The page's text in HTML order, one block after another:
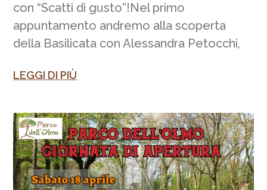
con “Scatti di gusto”!Nel primo
appuntamento andremo alla scoperta
della Basilicata con Alessandra Petocchi,
LEGGI DI PIÙ